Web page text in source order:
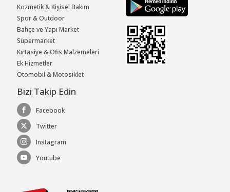
Kozmetik & Kişisel Bakım
Spor & Outdoor
Bahçe ve Yapı Market
Süpermarket
Kırtasiye & Ofis Malzemeleri
Ek Hizmetler
Otomobil & Motosiklet
Bizi Takip Edin
Facebook
Twitter
Instagram
Youtube